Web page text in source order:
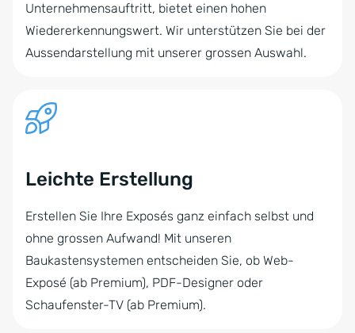
Unternehmensauftritt, bietet einen hohen
Wiedererkennungswert. Wir unterstützen Sie bei der
Aussendarstellung mit unserer grossen Auswahl.
Leichte Erstellung
Erstellen Sie Ihre Exposés ganz einfach selbst und
ohne grossen Aufwand! Mit unseren
Baukastensystemen entscheiden Sie, ob Web-
Exposé (ab Premium), PDF-Designer oder
Schaufenster-TV (ab Premium).